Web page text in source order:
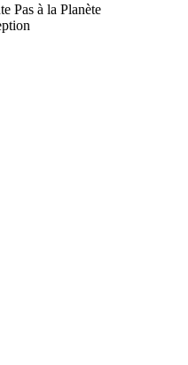
Pas à la Planète